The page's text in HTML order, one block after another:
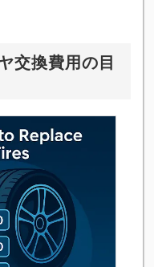
交換費用の目